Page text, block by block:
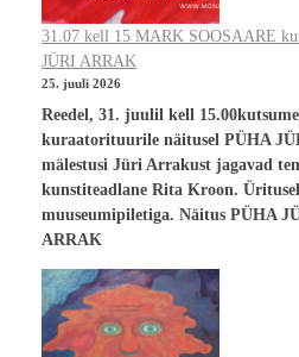
31.07 kell 15 MARK SOOSAARE
JÜRI ARRAK
25. juuli 2026
Reedel, 31. juulil kell
kuraatorituurile näitusel PÜHA
mälestusi Jüri Arrakust jagavad
kunstiteadlane Rita Kroon.
muuseumipiletiga. Näitus PÜHA
ARRAK